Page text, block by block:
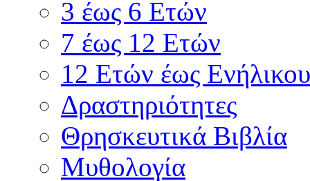
3 έως 6 Ετών
7 έως 12 Ετών
12 Ετών έως
Δραστηριότητες
Θρησκευτικά Βιβλία
Μυθολογία